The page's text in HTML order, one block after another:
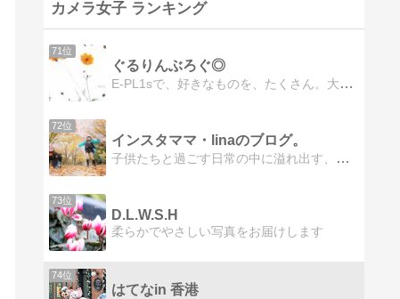
カメラ女子 ランキング
71位
ぐるりんぶろぐ◎
E-PL1sで、好きなものを、たくさん。大好きな可愛いものがより可愛く写る、魅力の伝わる写真を目指して。
72位
インスタママ・linaのブログ。
子供たちと過ごす日常の中に溢れ出す、小さな輝きを撮り続けています。
73位
D.L.W.S.H
柔らかでやさしい写真をお届けします
74位
はてなin 香港